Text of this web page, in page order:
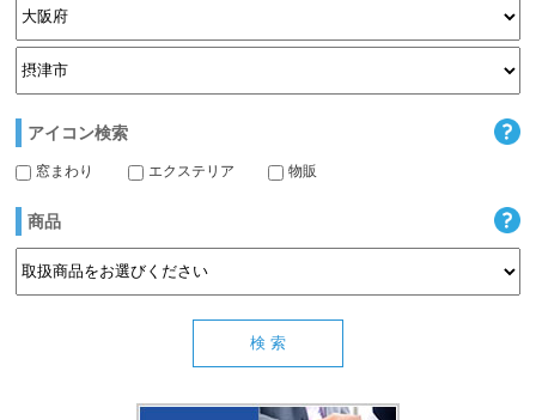
アイコン検索
窓まわり エクステリア 物販
商品